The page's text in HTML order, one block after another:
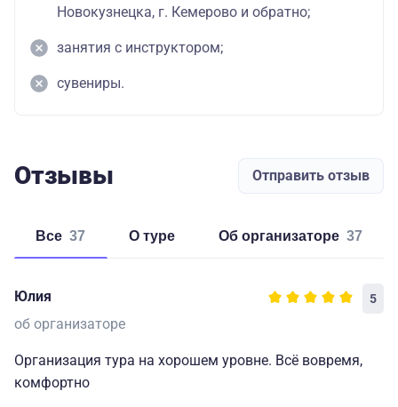
Новокузнецка, г. Кемерово и обратно;
занятия с инструктором;
сувениры.
Отзывы Отправить отзыв
Все 37 о туре об организаторе 37
Юлия 5
об организаторе
Организация тура на хорошем уровне. Всё вовремя,
комфортно